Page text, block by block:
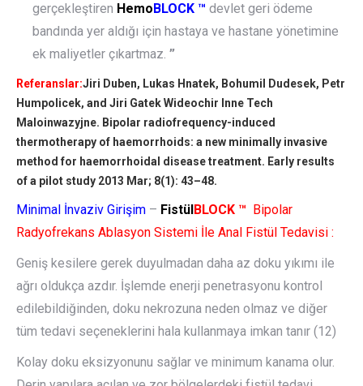
gerçekleştiren HemoBLOCK ™ devlet geri ödeme
bandında yer aldığı için hastaya ve hastane yönetimine
ek maliyetler çıkartmaz. ”
Referanslar:Jiri Duben, Lukas Hnatek, Bohumil Dudesek, Petr
Humpolicek, and Jiri Gatek Wideochir Inne Tech
Maloinwazyjne. Bipolar radiofrequency-induced
thermotherapy of haemorrhoids: a new minimally invasive
method for haemorrhoidal disease treatment. Early results
of a pilot study 2013 Mar; 8(1): 43–48.
Minimal İnvaziv Girişim – FistülBLOCK ™ Bipolar
Radyofrekans Ablasyon Sistemi İle Anal Fistül Tedavisi :
Geniş kesilere gerek duyulmadan daha az doku yıkımı ile
ağrı oldukça azdır. İşlemde enerji penetrasyonu kontrol
edilebildiğinden, doku nekrozuna neden olmaz ve diğer
tüm tedavi seçeneklerini hala kullanmaya imkan tanır (12)
Kolay doku eksizyonunu sağlar ve minimum kanama olur.